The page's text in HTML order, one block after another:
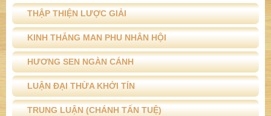
THẬP THIỆN LƯỢC GIẢI
KINH THẮNG MAN PHU NHÂN HỘI
HƯƠNG SEN NGÀN CÁNH
LUẬN ĐẠI THỪA KHỞI TÍN
TRUNG LUẬN (CHÁNH TẤN TUỆ)